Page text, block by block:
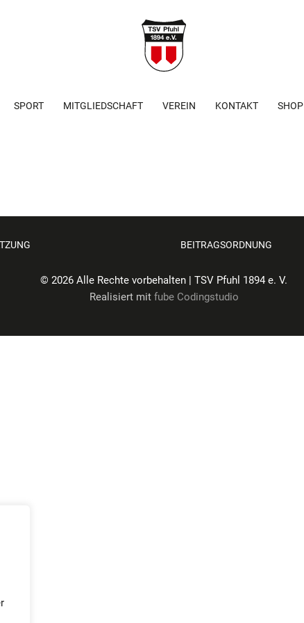
SPORT MITGLIEDSCHAFT VEREIN KONTAKT SHOP
BEITRAGSORDNUNG
© 2026 Alle Rechte vorbehalten | TSV Pfuhl 1894 e. V.
Realisiert mit fube Codingstudio